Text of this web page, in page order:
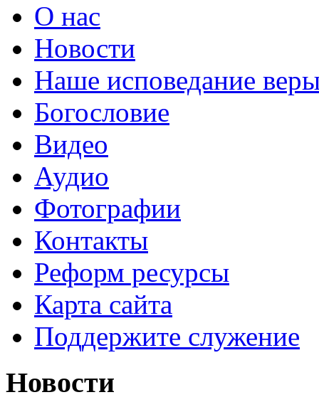
О нас
Новости
Наше исповедание
Богословие
Видео
Аудио
Фотографии
Контакты
Реформ ресурсы
Карта сайта
Поддержите служение
Новости